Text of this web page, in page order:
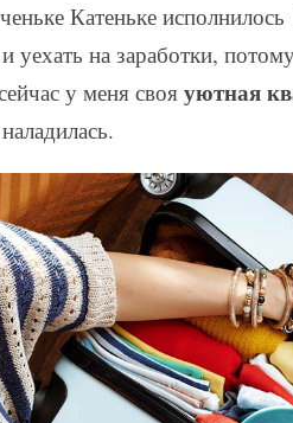
Катеньке
на заработки,
у меня своя уютная